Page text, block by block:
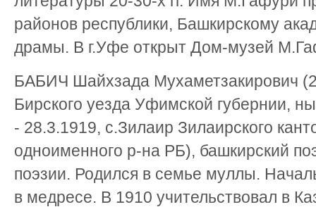
районов республики, Башкирскому
драмы. В г.Уфе открыт Дом-музей
БАБИЧ Шайхзада Мухаметзакирович
Бирского уезда Уфимской губернии,
- 28.3.1919, с.Зилаир Зилаирского
одноименного р-на РБ), башкирский
поэзии. Родился в семье муллы.
в медресе. В 1910 учительствовал в